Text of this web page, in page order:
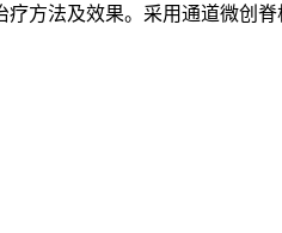
方法及效果。采用通道微创